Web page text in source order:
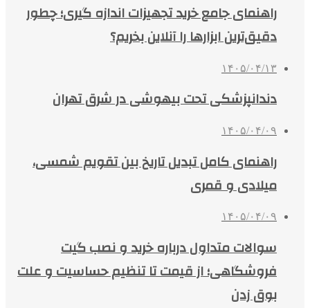
راهنمای جامع خرید تجهیزات اندازه گیری؛ چطور
دقیق‌ترین ابزارها را آنلاین بخریم؟
۱۴۰۵/۰۴/۱۳
دندانپزشکی تحت بیهوشی در شرق تهران
۱۴۰۵/۰۴/۰۹
راهنمای کامل تبدیل تاریخ بین تقویم شمسی،
میلادی و قمری
۱۴۰۵/۰۴/۰۹
سوالات متداول درباره خرید و نصب گیت
فروشگاهی؛ از قیمت تا تنظیم حساسیت و علت
بوق زدن